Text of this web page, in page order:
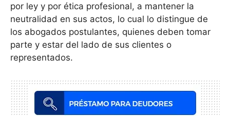
por ley y por ética profesional, a mantener la
neutralidad en sus actos, lo cual lo distingue de
los abogados postulantes, quienes deben tomar
parte y estar del lado de sus clientes o
representados.